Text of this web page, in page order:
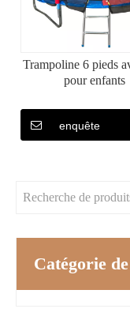
Trampoline 6 pieds
pour enfants
enquête
Catégorie